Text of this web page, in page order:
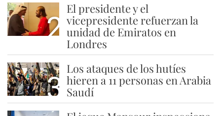
2
El presidente y el
vicepresidente refuerzan la
unidad de Emiratos en
Londres
3
Los ataques de los hutíes
hieren a 11 personas en Arabia
Saudí